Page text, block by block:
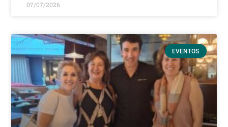
07/07/2026
EVENTOS